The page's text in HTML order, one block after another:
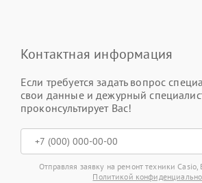
Контактная информация
Если требуется задать вопрос
свои данные и дежурный
проконсультирует Вас!
Отправляя заявку на ремонт техники Casio,
Политикой